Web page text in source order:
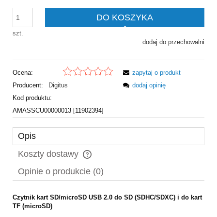
szt.
DO KOSZYKA
dodaj do przechowalni
Ocena:
Producent:
Digitus
Kod produktu:
AMASSCU00000013 [11902394]
zapytaj o produkt
dodaj opinię
Opis
Koszty dostawy
Cena nie zawiera ewentualnych kosztów płatności
Opinie o produkcie (0)
Czytnik kart SD/microSD USB 2.0 do SD (SDHC/SDXC) i do kart
TF (microSD)